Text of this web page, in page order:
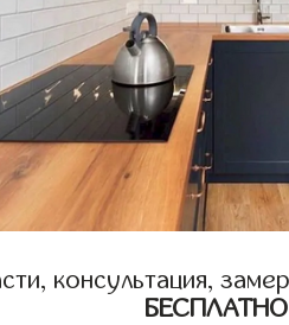
консультация,
БЕСПЛАТНО